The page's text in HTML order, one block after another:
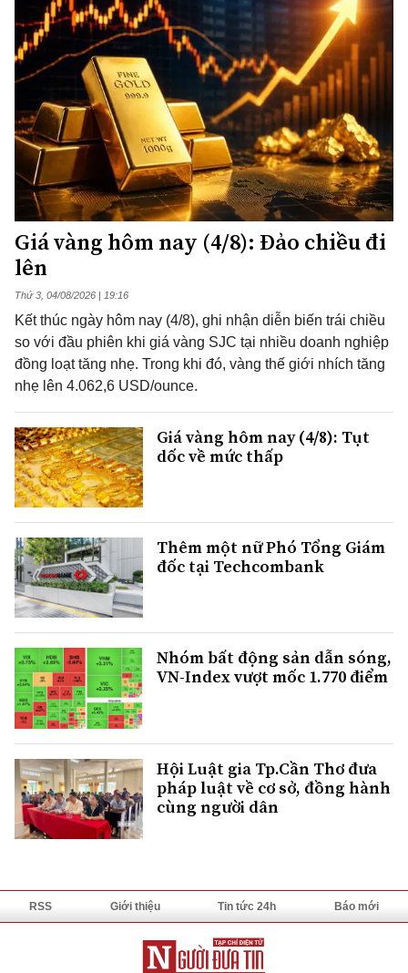
Giá vàng hôm nay (4/8): Đảo chiều đi
lên
Thứ 3, 04/08/2026 | 19:16
Kết thúc ngày hôm nay (4/8), ghi nhận diễn biến trái chiều
so với đầu phiên khi giá vàng SJC tại nhiều doanh nghiệp
đồng loạt tăng nhẹ. Trong khi đó, vàng thế giới nhích tăng
nhẹ lên 4.062,6 USD/ounce.
Giá vàng hôm nay (4/8): Tụt
dốc về mức thấp
Thêm một nữ Phó Tổng Giám
đốc tại Techcombank
Nhóm bất động sản dẫn sóng,
VN-Index vượt mốc 1.770 điểm
Hội Luật gia Tp.Cần Thơ đưa
pháp luật về cơ sở, đồng hành
cùng người dân
RSS Giới thiệu Tin tức 24h Báo mới